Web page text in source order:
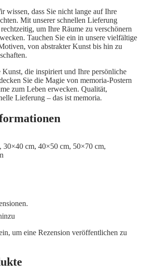
wissen, dass Sie nicht lange auf Ihre
Mit unserer schnellen Lieferung
um Ihre Räume zu verschönern
Tauchen Sie ein in unsere vielfältige
von abstrakter Kunst bis hin zu
die inspiriert und Ihre persönliche
Sie die Magie von memoria-Postern
zum Leben erwecken. Qualität,
Lieferung – das ist memoria.
30×40 cm, 40×50 cm, 50×70 cm,
um eine Rezension veröffentlichen zu